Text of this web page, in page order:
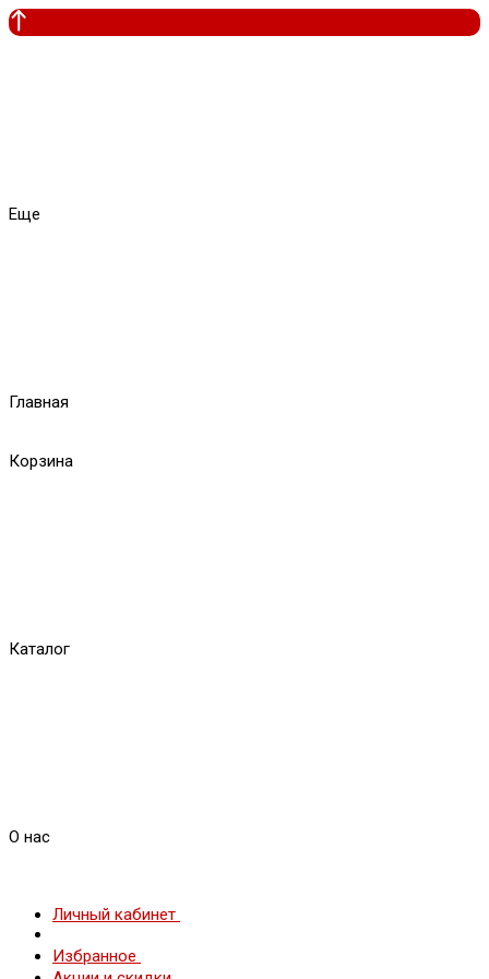
Еще
Главная
Корзина
Каталог
О нас
Личный кабинет
Избранное